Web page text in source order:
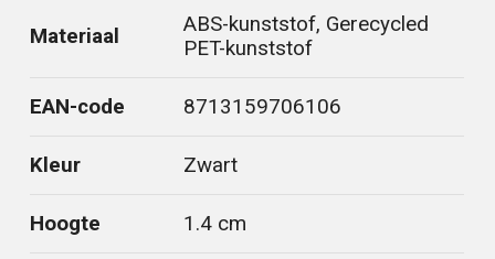
Materiaal
ABS-kunststof, Gerecycled
PET-kunststof
EAN-code 8713159706106
Kleur Zwart
Hoogte 1.4 cm